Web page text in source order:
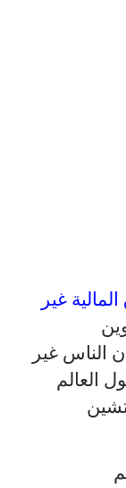
غير
الناس غير
العالم